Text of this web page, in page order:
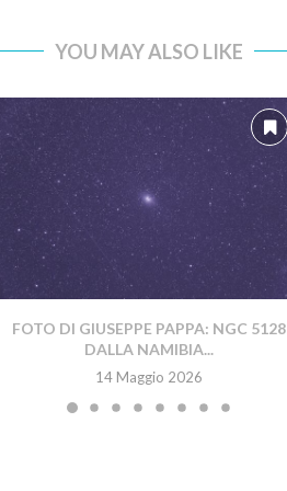
YOU MAY ALSO LIKE
FOTO DI GIUSEPPE PAPPA: NGC 5128
DALLA NAMIBIA...
14 Maggio 2026